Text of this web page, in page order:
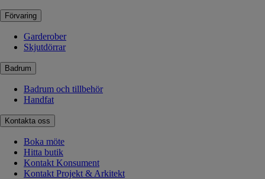
Förvaring
Garderober
Skjutdörrar
Badrum
Badrum och tillbehör
Handfat
Kontakta oss
Boka möte
Hitta butik
Kontakt Konsument
Kontakt Projekt & Arkitekt